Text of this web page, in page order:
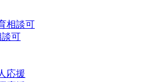
相談可
談可
応援